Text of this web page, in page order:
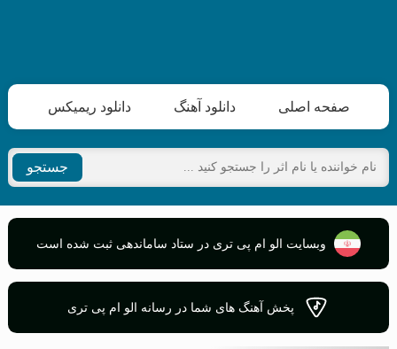
صفحه اصلی دانلود آهنگ دانلود ریمیکس
جستجو
وبسایت الو ام پی تری در ستاد ساماندهی ثبت شده است
پخش آهنگ های شما در رسانه الو ام پی تری